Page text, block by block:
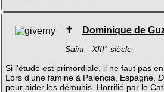
✝ Dominique de
Saint - XIII° siècle
Si l'étude est primordiale, il ne faut pas
Lors d'une famine à Palencia, Espagne,
pour aider les démunis. Horrifié par le